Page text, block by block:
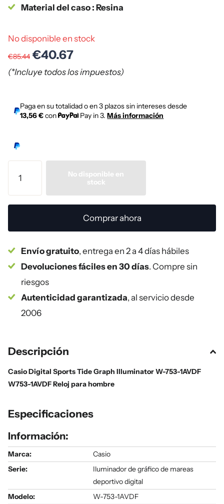
Material del caso : Resina
No disponible en stock
€85.44 €40.67
(*Incluye todos los impuestos)
Paga en su totalidad o en 3 plazos sin intereses desde
13,56 €con Pay in 3.Más información
No disponible en
stock
Comprar ahora
Envío gratuito, entrega en 2 a 4 días hábiles
Devoluciones fáciles en 30 días. Compre sin
riesgos
Autenticidad garantizada, al servicio desde
2006
Descripción
Casio Digital Sports Tide Graph Illuminator W-753-1AVDF
W753-1AVDF Reloj para hombre
Especificaciones
Información:
Marca:
Casio
Serie:
Iluminador de gráfico de mareas
deportivo digital
Modelo:
W-753-1AVDF